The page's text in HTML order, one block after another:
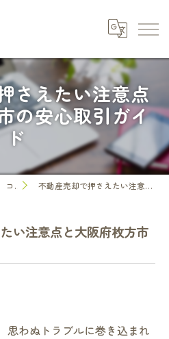
さえたい注意点
の安心取引ガイ
ド
コラム 不動産売却で押さえたい注意点と大阪府枚方市の安心取引ガイド
い注意点と大阪府枚方市
思わぬトラブルに巻き込まれ